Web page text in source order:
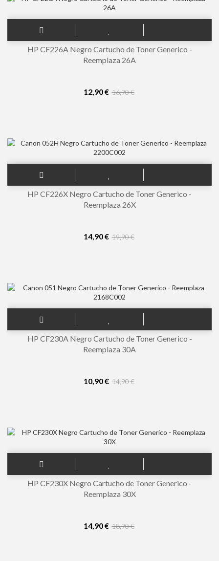
HP CF226A Negro Cartucho de Toner Generico -
Reemplaza 26A
12,90 € 16,90 €
HP CF226X Negro Cartucho de Toner Generico -
Reemplaza 26X
14,90 € 19,90 €
HP CF230A Negro Cartucho de Toner Generico -
Reemplaza 30A
10,90 € 14,90 €
HP CF230X Negro Cartucho de Toner Generico -
Reemplaza 30X
14,90 € 18,90 €